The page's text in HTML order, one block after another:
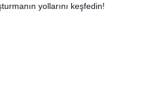
yollarını keşfedin!